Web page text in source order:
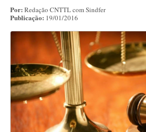
Por: Redação CNTTL com Sindfer
Publicação: 19/01/2016